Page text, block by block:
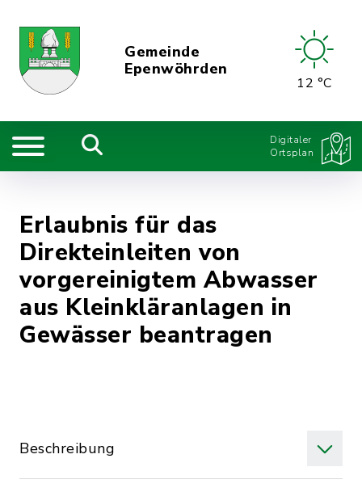
Gemeinde
Epenwöhrden
12 °C
Digitaler
Ortsplan
Erlaubnis für das
Direkteinleiten von
vorgereinigtem Abwasser
aus Kleinkläranlagen in
Gewässer beantragen
Beschreibung